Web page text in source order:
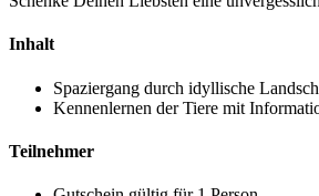
Inhalt
Spaziergang durch idyllische
Kennenlernen der Tiere mit
Teilnehmer